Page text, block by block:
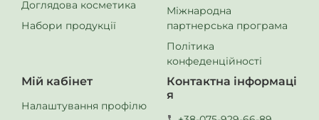
680.00
806.00
Купити
Доглядова косметика
Набори продукції
Міжнародна
партнерська програма
Політика
конфеденційності
Мій кабінет
Налаштування профілю
Контактна інформаці
я